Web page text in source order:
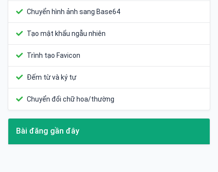
Chuyển hình ảnh sang Base64
Tạo mật khẩu ngẫu nhiên
Trình tạo Favicon
Đếm từ và ký tự
Chuyển đổi chữ hoa/thường
Bài đăng gần đây